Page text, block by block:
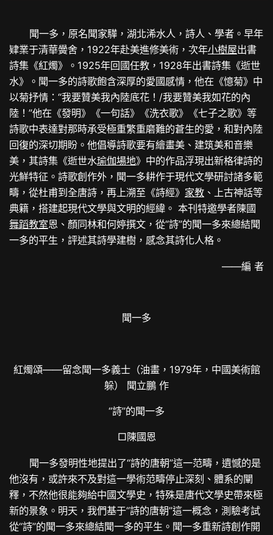
聞一多，原名聞家驊，湖北浠水人，詩人、學者。早年
肄業于清華黌舍，1922年赴美進修美術，次年小樹屋出書
詩集《紅燭》。1925年回國任教，1928年出書詩集《逝世
水》。聞一多的詩歌飽含深厚的愛國感情，他在《憶菊》中
以菊抒情：“我要贊美我內陸底花！/我要贊美我如花的內
陸！”他在《發明》《一句話》《洗衣歌》《七子之歌》等
詩歌中表達對那時承受極重繁重磨難的蒼生的愛，和對內陸
回復的深切期盼。他倡導詩歌要有繪畫美、建筑美和音樂
美，其詩集《逝世水瑜伽場地》中的作品浮現出新格律詩的
光鮮特征。詩歌創作外，聞一多耕作于現代文學研討諸多範
疇，從杜甫到全唐詩，再上溯至《詩經》 家教 、上古神話等
典籍，搭建起現代文學與文明的經緯。 本刊特邀學者陳國
舞蹈教室恩、顏同林和何婷撰文，從“詩”的聞一多來總結聞
一多的平生，評述其詩學建樹，感念其詩化人格。
——編 者
聞一多
紅燭頌——留念聞一多義士（油畫，1979年，中國美術館
躲） 聞立鵬 作
“詩”的聞一多
□陳國恩
聞一多發明性地提出了“詩的唐朝”這一范疇，遺憾的是
他沒有，或許來不及對這一學術范疇停止深刻、體系的闡
釋，不然他很能夠給中國文學史，特殊是唐代文學史帶來極
新的景象。明天，我們基于“詩的唐朝”這一概念，測驗考試
從“詩”的聞一多來總結聞一多的平生。聞一多重新詩創作開